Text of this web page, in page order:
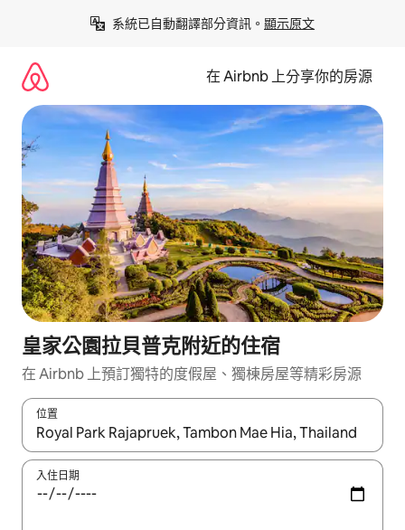
系統已自動翻譯部分資訊。 顯示原文
在 Airbnb 上分享你的房源
皇家公園拉貝普克附近的住宿
在 Airbnb 上預訂獨特的度假屋、獨棟房屋等精彩房源
位置
如有搜尋結果，瀏覽內容時請使用上下箭頭，或輕點、滑動裝置。
入住日期